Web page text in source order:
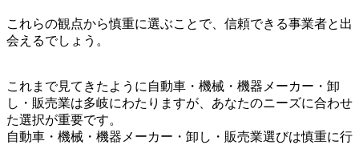
これらの観点から慎重に選ぶことで、信頼できる事業者と出
会えるでしょう。
これまで見てきたように自動車・機械・機器メーカー・卸
し・販売業は多岐にわたりますが、あなたのニーズに合わせ
た選択が重要です。
自動車・機械・機器メーカー・卸し・販売業選びは慎重に行